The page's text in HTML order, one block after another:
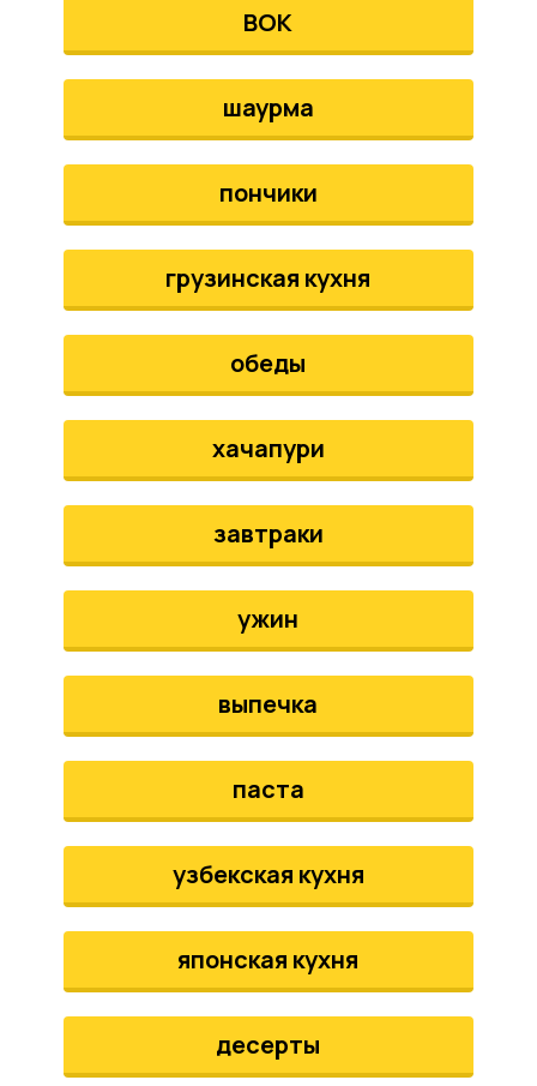
ВОК
шаурма
пончики
грузинская кухня
обеды
хачапури
завтраки
ужин
выпечка
паста
узбекская кухня
японская кухня
десерты